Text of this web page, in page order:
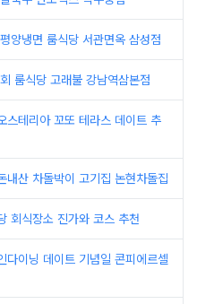
양냉면 룸식당 서관면옥 삼성점
룸식당 고래불 강남역삼본점
스테리아 꼬또 테라스 데이트 추
내산 차돌박이 고기집 논현차돌집
회식장소 진가와 코스 추천
다이닝 데이트 기념일 콘피에르셀